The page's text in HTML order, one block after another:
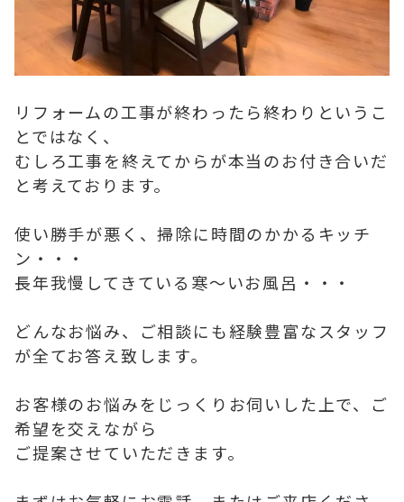
リフォームの工事が終わったら終わりというこ
とではなく、
むしろ工事を終えてからが本当のお付き合いだ
と考えております。
使い勝手が悪く、掃除に時間のかかるキッチ
ン・・・
長年我慢してきている寒～いお風呂・・・
どんなお悩み、ご相談にも経験豊富なスタッフ
が全てお答え致します。
お客様のお悩みをじっくりお伺いした上で、ご
希望を交えながら
ご提案させていただきます。